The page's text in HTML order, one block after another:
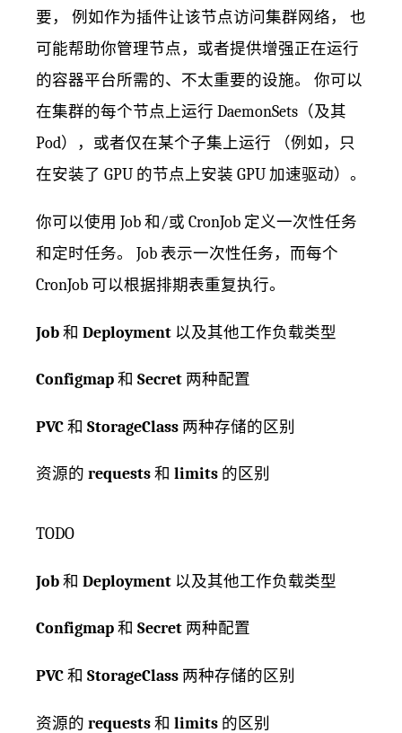
要， 例如作为插件让该节点访问集群网络， 也
可能帮助你管理节点，或者提供增强正在运行
的容器平台所需的、不太重要的设施。 你可以
在集群的每个节点上运行 DaemonSets（及其
Pod），或者仅在某个子集上运行 （例如，只
在安装了 GPU 的节点上安装 GPU 加速驱动）。
你可以使用 Job 和/或 CronJob 定义一次性任务
和定时任务。 Job 表示一次性任务，而每个
CronJob 可以根据排期表重复执行。
Job 和 Deployment 以及其他工作负载类型
Configmap 和 Secret 两种配置
PVC 和 StorageClass 两种存储的区别
资源的 requests 和 limits 的区别
TODO
Job 和 Deployment 以及其他工作负载类型
Configmap 和 Secret 两种配置
PVC 和 StorageClass 两种存储的区别
资源的 requests 和 limits 的区别